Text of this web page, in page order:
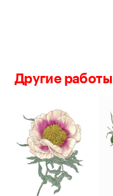
Другие работы